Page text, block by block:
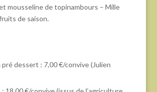
mousseline de topinambours – Mille
de saison.
pré dessert : 7,00 €/convive (Julien